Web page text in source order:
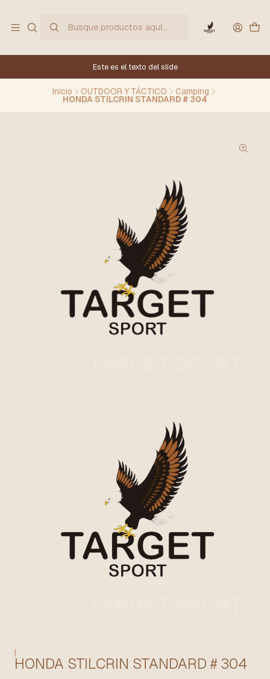
Este es el texto del slide
Inicio OUTDOOR Y TÁCTICO Camping
HONDA STILCRIN STANDARD # 304
|
HONDA STILCRIN STANDARD # 304